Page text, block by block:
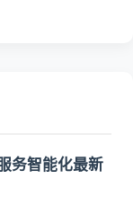
务智能化最新